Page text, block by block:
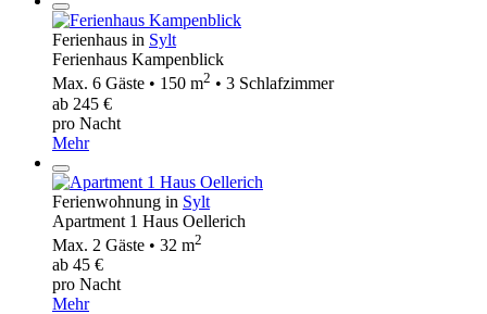
Ferienhaus in Sylt
Ferienhaus Kampenblick
Max. 6 Gäste • 150 m2 • 3 Schlafzimmer
ab 245 €
pro Nacht
Mehr
Ferienwohnung in Sylt
Apartment 1 Haus Oellerich
Max. 2 Gäste • 32 m2
ab 45 €
pro Nacht
Mehr